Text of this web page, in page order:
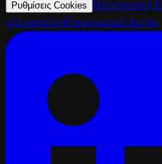
Ρυθμίσεις Cookies Ηλεκτρονική
νέα καρτέλα)Ενημερωτικό Δελτίο